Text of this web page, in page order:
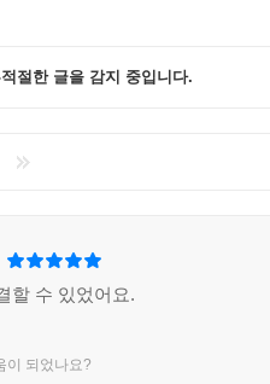
절한 글을 감지 중입니다.
할 수 있었어요.
이 되었나요?